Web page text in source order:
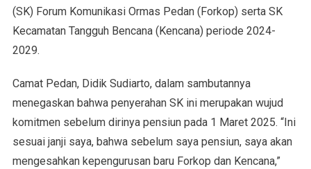
(SK) Forum Komunikasi Ormas Pedan (Forkop) serta SK
Kecamatan Tangguh Bencana (Kencana) periode 2024-
2029.
Camat Pedan, Didik Sudiarto, dalam sambutannya
menegaskan bahwa penyerahan SK ini merupakan wujud
komitmen sebelum dirinya pensiun pada 1 Maret 2025. “Ini
sesuai janji saya, bahwa sebelum saya pensiun, saya akan
mengesahkan kepengurusan baru Forkop dan Kencana,”